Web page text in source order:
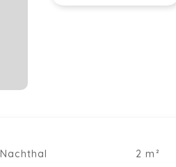
Nachthal 2 m²